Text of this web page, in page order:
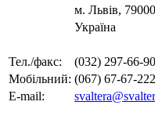
м. Львів, 79000
Україна
Тел./факс:
(032) 297-66-90
Мобільний: (067) 67-67-222
E-mail: